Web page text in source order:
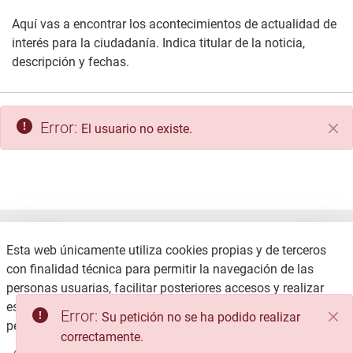
Aquí vas a encontrar los acontecimientos de actualidad de
interés para la ciudadanía. Indica titular de la noticia,
descripción y fechas.
Error: El usuario no existe.
CONTACTO
POLÍTICA DE PRIVACIDAD
Esta web únicamente utiliza cookies propias y de terceros
con finalidad técnica para permitir la navegación de las
personas usuarias, facilitar posteriores accesos y realizar
estadísticas de uso, no recabando ni cediendo datos
personales. Consulte la Política de privacidad
Error: Su petición no se ha podido realizar
correctamente.